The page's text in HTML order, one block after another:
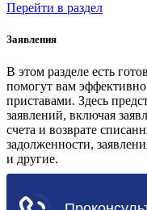
Перейти в раздел
Заявления
В этом разделе есть
помогут вам
приставами. Здесь
заявлений, включая
счета и возврате
задолженности,
и другие.